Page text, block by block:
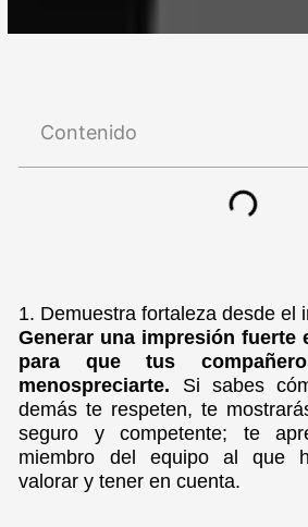
Contenido
1. Demuestra fortaleza desde el
Generar una impresión fuerte
para que tus
menospreciarte. Si sabes
demás te respeten, te
seguro y competente; te
miembro del equipo al que
valorar y tener en cuenta.